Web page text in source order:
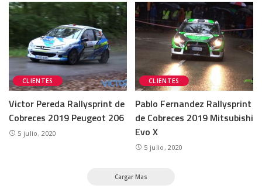
CLIENTES
Victor Pereda Rallysprint de
Cobreces 2019 Peugeot 206
5 julio, 2020
CLIENTES
Pablo Fernandez Rallysprint
de Cobreces 2019 Mitsubishi
Evo X
5 julio, 2020
Cargar Mas